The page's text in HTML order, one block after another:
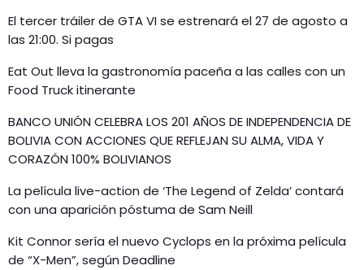
El tercer tráiler de GTA VI se estrenará el 27 de agosto a
las 21:00. Si pagas
Eat Out lleva la gastronomía paceña a las calles con un
Food Truck itinerante
BANCO UNIÓN CELEBRA LOS 201 AÑOS DE INDEPENDENCIA DE
BOLIVIA CON ACCIONES QUE REFLEJAN SU ALMA, VIDA Y
CORAZÓN 100% BOLIVIANOS
La película live-action de ‘The Legend of Zelda’ contará
con una aparición póstuma de Sam Neill
Kit Connor sería el nuevo Cyclops en la próxima película
de “X-Men”, según Deadline